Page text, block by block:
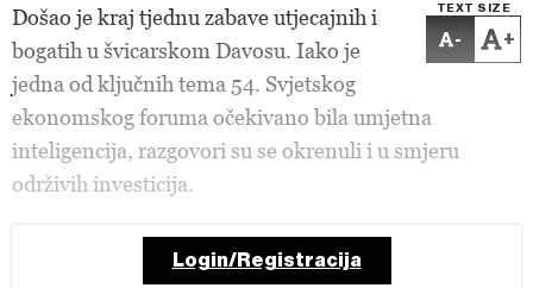
TEXT SIZE
- +
Došao je kraj tjednu zabave utjecajnih i
bogatih u švicarskom Davosu. Iako je
jedna od ključnih tema 54. Svjetskog
ekonomskog foruma očekivano bila umjetna
inteligencija, razgovori su se okrenuli i u smjeru
održivih investicija.
Login/Registracija